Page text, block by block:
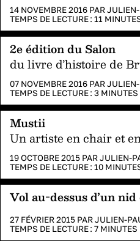
14 NOVEMBRE 2016 PAR
TEMPS DE LECTURE : 11
2e édition du Salon
du livre d’histoire de
07 NOVEMBRE 2016 PAR
TEMPS DE LECTURE : 3 MINUTES
Mustii
Un artiste en chair et
19 OCTOBRE 2015 PARJULIEN-
TEMPS DE LECTURE : 10
Vol au-dessus d’un nid
27 FÉVRIER 2015 PARJULIEN-
TEMPS DE LECTURE : 7 MINUTES